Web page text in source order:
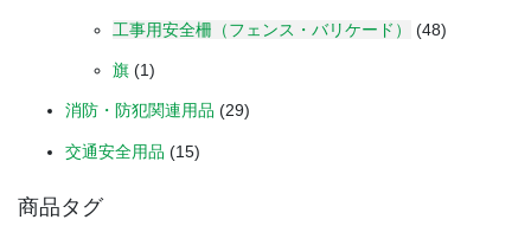
工事用安全柵（フェンス・バリケード） (48)
旗 (1)
消防・防犯関連用品 (29)
交通安全用品 (15)
商品タグ